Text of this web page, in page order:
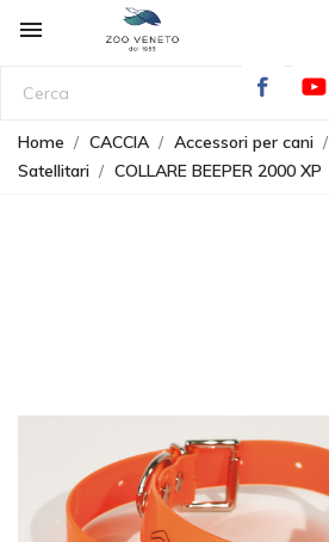

Home CACCIA Accessori per cani
Satellitari
COLLARE BEEPER 2000 XP